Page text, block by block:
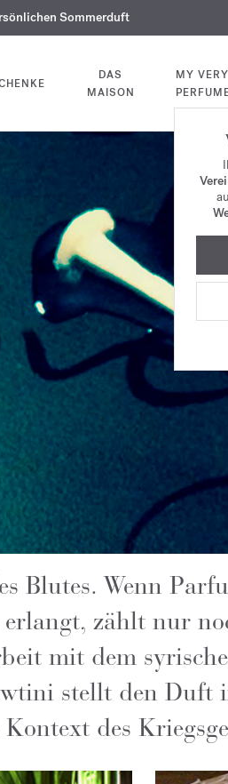
in Ihrer Bestellung*
bis zum 9. August
Sommerduft
DAS
MAISON
MY
Blutes. Wenn
zählt nur
mit dem
stellt den Duft
des